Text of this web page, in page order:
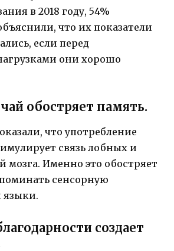
в 2018 году, 54%
что их показатели
если перед
они хорошо
обостряет память.
что употребление
связь лобных и
мозга. Именно это обостряет
сенсорную
создает